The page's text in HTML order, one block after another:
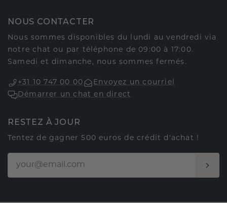
NOUS CONTACTER
Nous sommes disponibles du lundi au vendredi via
notre chat ou par téléphone de 09:00 à 17:00.
Samedi et dimanche, nous sommes fermés.
+31 10 747 00 00
Envoyez un courriel
Démarrer un chat en direct
RESTEZ À JOUR
Tentez de gagner 500 euros de crédit d'achat !